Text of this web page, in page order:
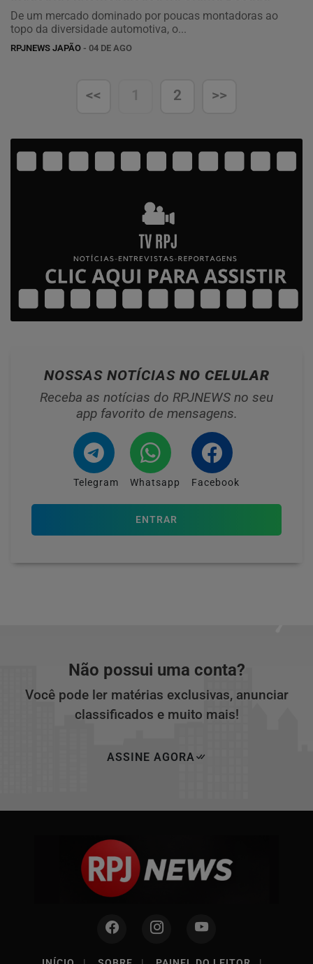
De um mercado dominado por poucas montadoras ao
topo da diversidade automotiva, o...
RPJNEWS JAPÃO - 04 DE AGO
<< 1 2 >>
NOSSAS NOTÍCIAS NO CELULAR
Receba as notícias do RPJNEWS no seu
app favorito de mensagens.
Telegram Whatsapp Facebook
ENTRAR
Não possui uma conta?
Você pode ler matérias exclusivas, anunciar
classificados e muito mais!
ASSINE AGORA